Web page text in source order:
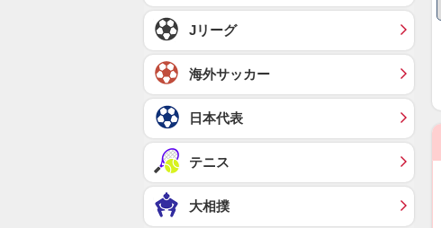
Jリーグ
海外サッカー
日本代表
テニス
大相撲